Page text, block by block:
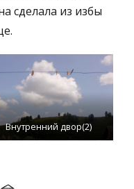
сделала из избы
Внутренний двор(2)